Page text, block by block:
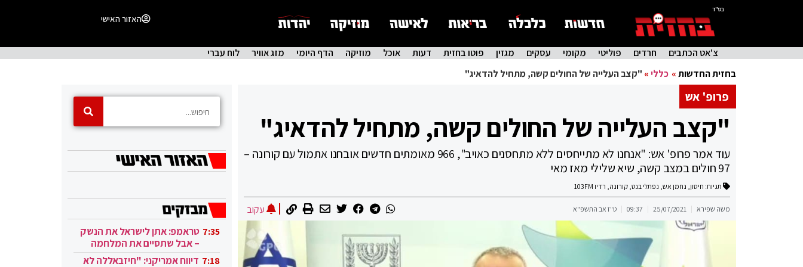
בס"ד
האזור האישי
צ'אט הכתבים חרדים פוליטי מקומי עסקים מגזין פוטו בחזית דעות אוכל מוזיקה הדף היומי מזג אוויר
לוח עברי
בחזית החדשות» כללי» "קצב העלייה של החולים קשה, מתחיל להדאיג"
פרופ' אש
"קצב העלייה של החולים קשה, מתחיל להדאיג"
עוד אמר פרופ' אש: "אנחנו לא מתייחסים ללא מתחסנים כאויב", 966 מאומתים חדשים אובחנו אתמול עם קורונה –
97 חולים במצב קשה, שיא שלילי מאז מאי
תגיות: חיסון, נחמן אש, נפתלי בנט, קורונה, רדיו 103FM
משה שפירא 25/07/2021
09:37 ט"ז אב התשפ"א
עקוב
7:35 טראמפ: אתן לישראל את הנשק
– אבל שתסיים את המלחמה
בעזה 7:18 דיווח אמריקני: "חיזבאללה לא